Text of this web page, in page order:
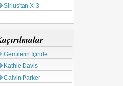
Sirius'tan X-3
Gemilerin İçinde
Kathie Davis
Calvin Parker